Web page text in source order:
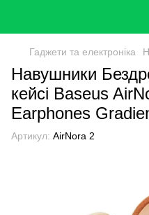
Гаджети та електроніка
Навушники
кейсі Baseus
Earphones
Артикул: AirNora 2